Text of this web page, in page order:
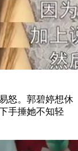
怒。郭碧婷想休
手捶她不知轻